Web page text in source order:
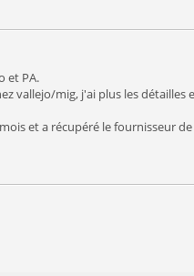
et PA.
vallejo/mig, j'ai plus les
et a récupéré le fournisseur